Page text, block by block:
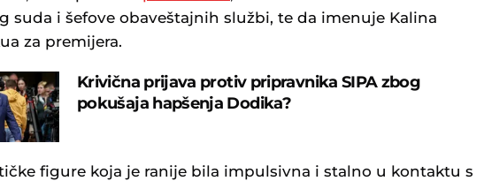
suda i šefove obaveštajnih službi, te da imenuje Kalina
za premijera.
Krivična prijava protiv pripravnika SIPA zbog
pokušaja hapšenja Dodika?
figure koja je ranije bila impulsivna i stalno u kontaktu s